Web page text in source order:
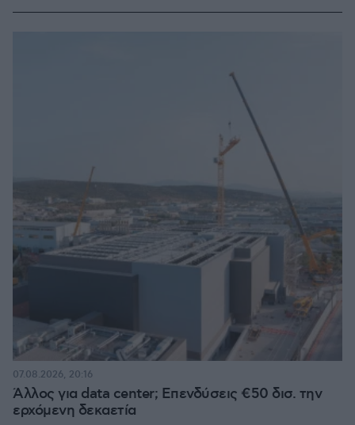
Άλλος για data center; Επενδύσεις €50 δισ. την
ερχόμενη δεκαετία
07.08.2026, 20:16